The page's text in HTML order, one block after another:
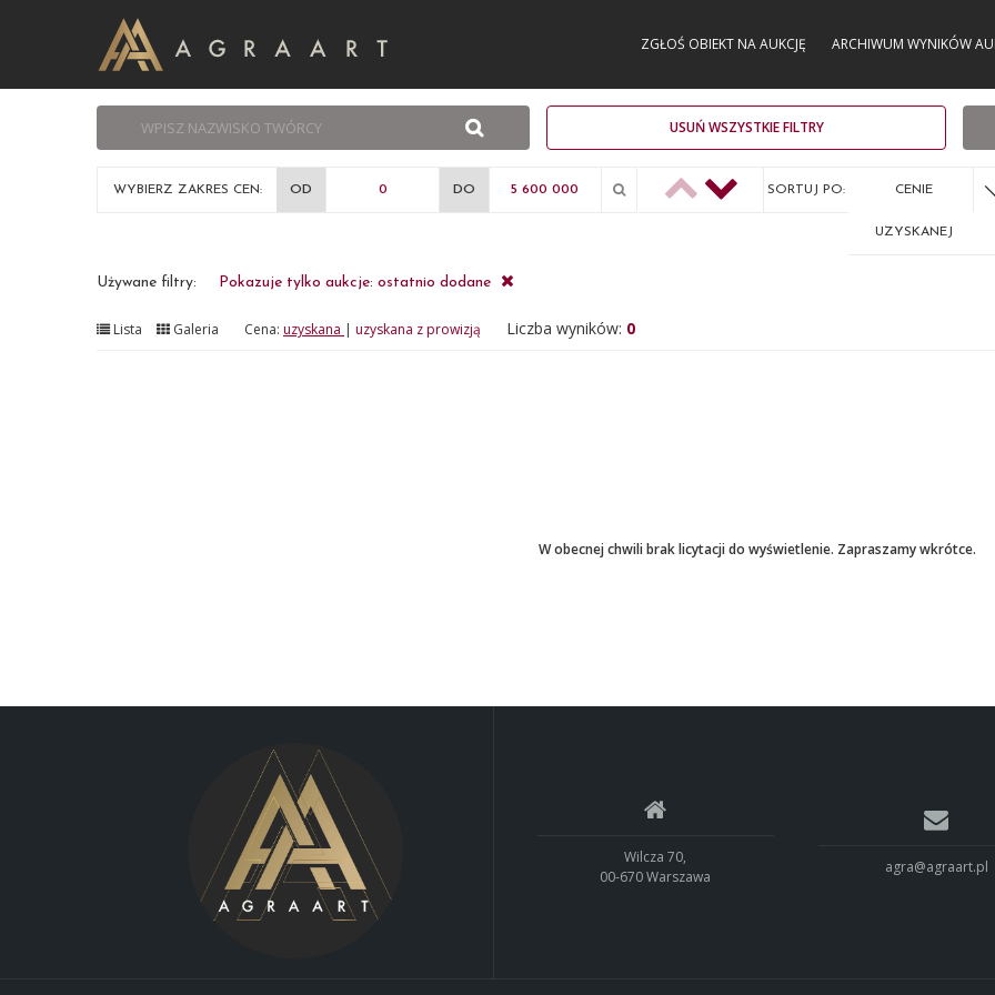
ZGŁOŚ OBIEKT NA AUKCJĘ ARCHIWUM WYNIKÓW
USUŃ WSZYSTKIE FILTRY
WYBIERZ ZAKRES CEN: OD DO SORTUJ PO: CENIE
UZYSKANEJ
Używane filtry: Pokazuje tylko aukcje: ostatnio dodane
Lista Galeria Cena: uzyskana | uzyskana z prowizją Liczba wyników: 0
W obecnej chwili brak licytacji do wyświetlenie. Zapraszamy wkrótce.
Wilcza 70,
00-670 Warszawa
agra@agraart.pl